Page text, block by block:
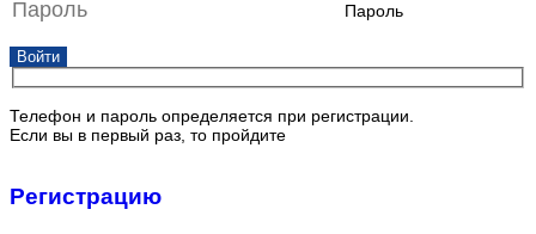
Пароль
Войти
Телефон и пароль определяется при регистрации.
Если вы в первый раз, то пройдите
Регистрацию